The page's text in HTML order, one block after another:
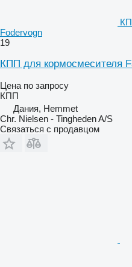
Fodervogn
19
КПП для кормосмесителя
Цена по запросу
КПП
Дания, Hemmet
Chr. Nielsen - Tingheden A/S
Связаться с продавцом